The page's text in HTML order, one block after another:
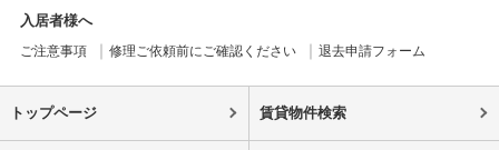
入居者様へ
ご注意事項 修理ご依頼前にご確認ください 退去申請フォーム
トップページ 賃貸物件検索